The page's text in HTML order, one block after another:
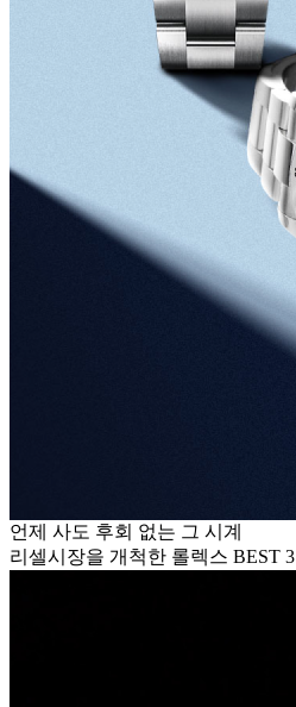
언제 사도 후회 없는 그 시계
리셀시장을 개척한 롤렉스 BEST 3